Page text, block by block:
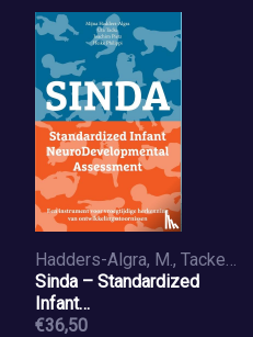
Hadders-Algra, M., Tacke, U., Pietz, J., Philippi, H.
Sinda – Standardized
Infant
NeuroDevelopmental
€36,50